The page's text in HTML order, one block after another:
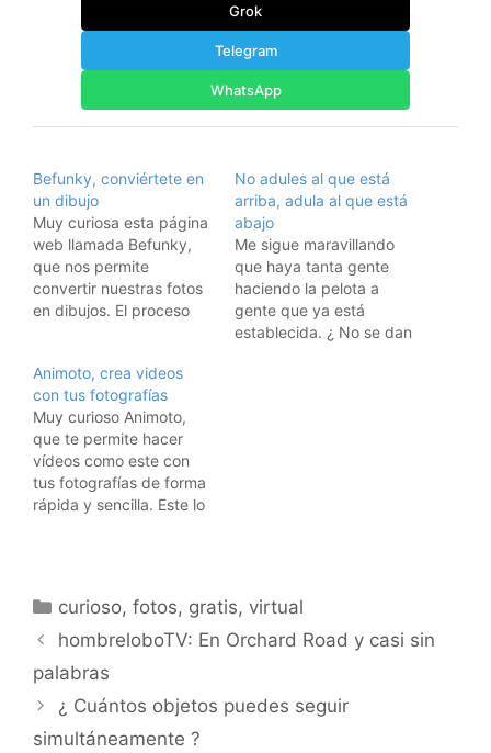
Grok
Telegram
WhatsApp
Befunky, conviértete en
un dibujo
Muy curiosa esta página
web llamada Befunky,
que nos permite
convertir nuestras fotos
en dibujos. El proceso
sorprendentes. Vale, el
de arriba no es un
resultado tan
sorprendente, pero se
puede hacer mucho
mejor. Y después de
convertir la foto,
No adules al que está
arriba, adula al que está
abajo
Me sigue maravillando
que haya tanta gente
haciendo la pelota a
gente que ya está
establecida. ¿ No se dan
Animoto, crea videos
con tus fotografías
Muy curioso Animoto,
que te permite hacer
vídeos como este con
tus fotografías de forma
rápida y sencilla. Este lo
vi hace tiempo en
Wwhatsnew, pero lo
ha gustado.
Categorías
curioso,fotos, gratis, virtual
hombreloboTV: En Orchard Road y casi sin
palabras
¿ Cuántos objetos puedes seguir
simultáneamente ?